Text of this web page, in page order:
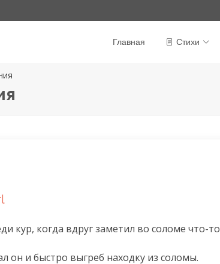
Главная Стихи
кур, когда вдруг заметил во соломе что-то
он и быстро выгреб находку из соломы.